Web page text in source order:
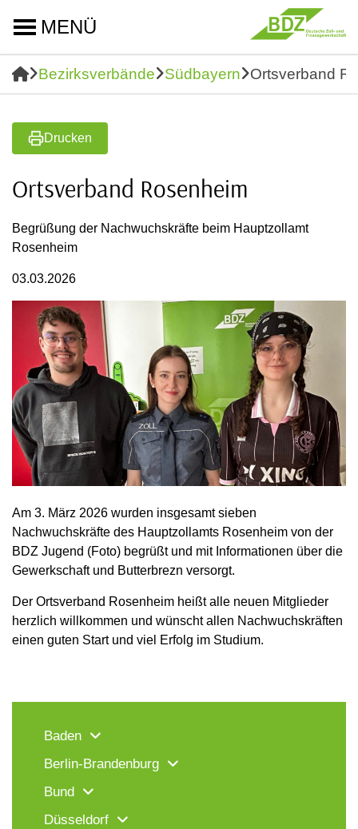
MENÜ
Bezirksverbände Südbayern Ortsverband
Drucken
Ortsverband Rosenheim
Begrüßung der Nachwuchskräfte beim Hauptzollamt
Rosenheim
03.03.2026
Am 3. März 2026 wurden insgesamt sieben
Nachwuchskräfte des Hauptzollamts Rosenheim von der
BDZ Jugend (Foto) begrüßt und mit Informationen über die
Gewerkschaft und Butterbrezn versorgt.
Der Ortsverband Rosenheim heißt alle neuen Mitglieder
herzlich willkommen und wünscht allen Nachwuchskräften
einen guten Start und viel Erfolg im Studium.
Baden
Berlin-Brandenburg
Bund
Düsseldorf